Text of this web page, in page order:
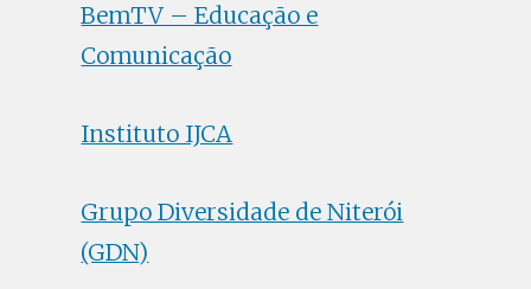
BemTV – Educação e
Comunicação
Instituto IJCA
Grupo Diversidade de Niterói
(GDN)